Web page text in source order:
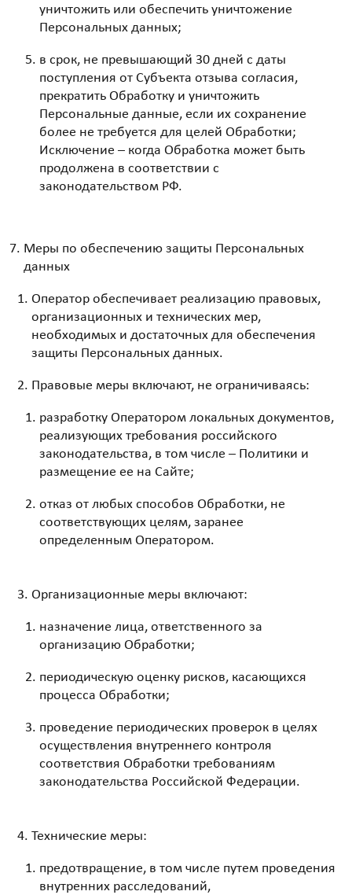
уничтожить или обеспечить уничтожение
Персональных данных;
в срок, не превышающий 30 дней с даты
поступления от Субъекта отзыва согласия,
прекратить Обработку и уничтожить
Персональные данные, если их сохранение
более не требуется для целей Обработки;
Исключение – когда Обработка может быть
продолжена в соответствии с
законодательством РФ.
Меры по обеспечению защиты Персональных
данных
Оператор обеспечивает реализацию правовых,
организационных и технических мер,
необходимых и достаточных для обеспечения
защиты Персональных данных.
Правовые меры включают, не ограничиваясь:
разработку Оператором локальных документов,
реализующих требования российского
законодательства, в том числе – Политики и
размещение ее на Сайте;
отказ от любых способов Обработки, не
соответствующих целям, заранее
определенным Оператором.
Организационные меры включают:
назначение лица, ответственного за
организацию Обработки;
периодическую оценку рисков, касающихся
процесса Обработки;
проведение периодических проверок в целях
осуществления внутреннего контроля
соответствия Обработки требованиям
законодательства Российской Федерации.
Технические меры:
предотвращение, в том числе путем проведения
внутренних расследований,